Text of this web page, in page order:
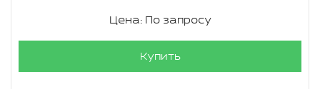
Цена: По запросу
Купить